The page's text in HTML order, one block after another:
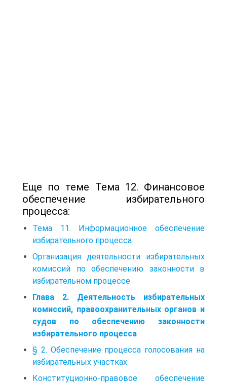
Еще по теме Тема 12. Финансовое
обеспечение избирательного
процесса:
Тема 11. Информационное обеспечение
избирательного процесса
Организация деятельности избирательных
комиссий по обеспечению законности в
избирательном процессе
Глава 2. Деятельность избирательных
комиссий, правоохранительных органов и
судов по обеспечению законности
избирательного процесса
§ 2. Обеспечение процесса голосования на
избирательных участках
Конституционно-правовое обеспечение